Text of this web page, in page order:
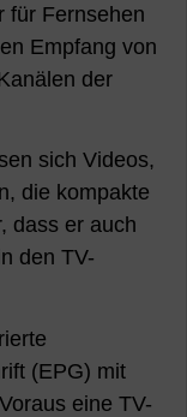
für Fernsehen
Empfang von
der
sich Videos,
die kompakte
dass er auch
den TV-
(EPG) mit
eine TV-